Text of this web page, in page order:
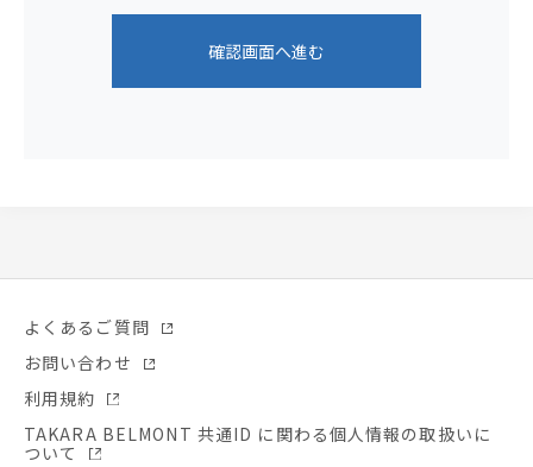
■セミナーURLについて
ZOOMアドレスなどセミナー詳細については、ス
bio@takara-net.com
確認画面へ進む
よくあるご質問
お問い合わせ
利用規約
TAKARA BELMONT 共通ID に関わる個人情報の取扱いに
ついて